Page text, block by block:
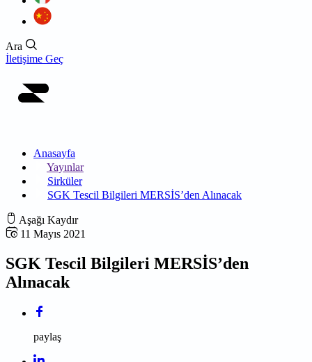
Ara
İletişime Geç
Anasayfa
Yayınlar
Sirküler
SGK Tescil Bilgileri MERSİS’den Alınacak
Aşağı Kaydır
11 Mayıs 2021
SGK Tescil Bilgileri MERSİS’den
Alınacak
paylaş